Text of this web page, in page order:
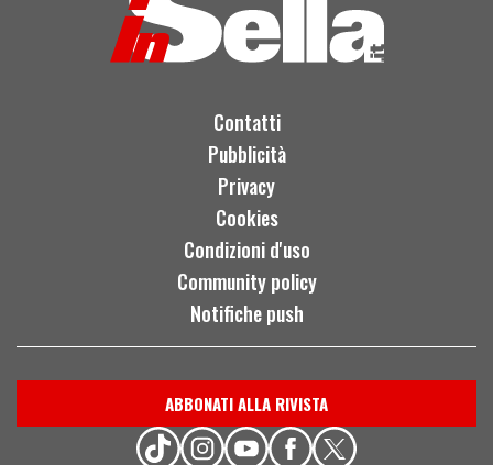
Contatti
Pubblicità
Privacy
Cookies
Condizioni d'uso
Community policy
Notifiche push
ABBONATI ALLA RIVISTA